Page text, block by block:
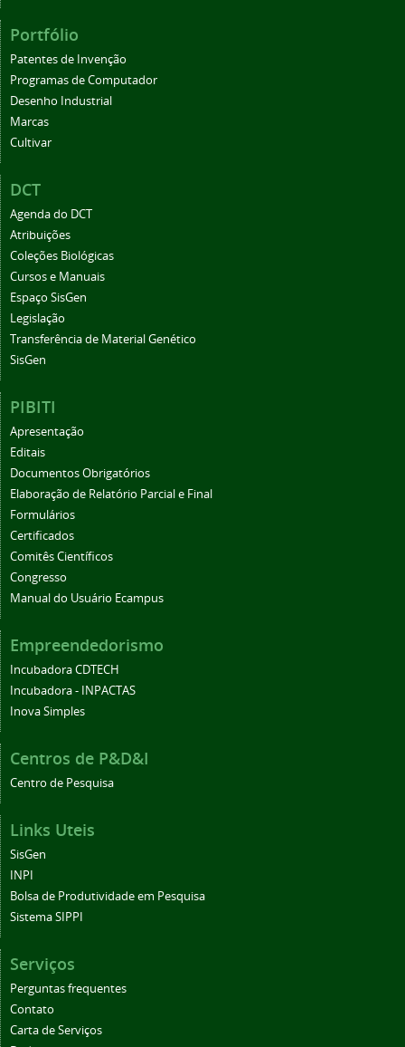
Portfólio
Patentes de Invenção
Programas de Computador
Desenho Industrial
Marcas
Cultivar
DCT
Agenda do DCT
Atribuições
Coleções Biológicas
Cursos e Manuais
Espaço SisGen
Legislação
Transferência de Material Genético
SisGen
PIBITI
Apresentação
Editais
Documentos Obrigatórios
Elaboração de Relatório Parcial e Final
Formulários
Certificados
Comitês Científicos
Congresso
Manual do Usuário Ecampus
Empreendedorismo
Incubadora CDTECH
Incubadora - INPACTAS
Inova Simples
Centros de P&D&I
Centro de Pesquisa
Links Uteis
SisGen
INPI
Bolsa de Produtividade em Pesquisa
Sistema SIPPI
Serviços
Perguntas frequentes
Contato
Carta de Serviços